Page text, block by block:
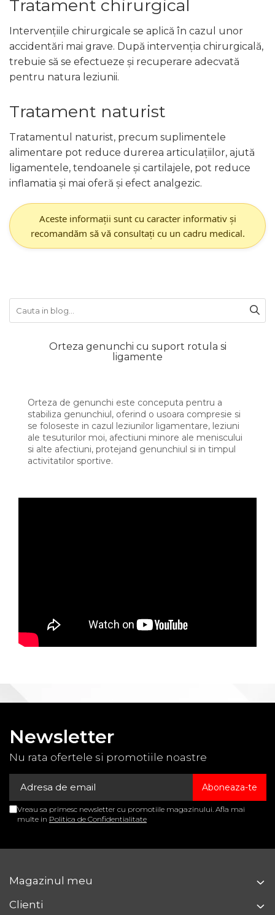
Tratament chirurgical
Intervențiile chirurgicale se aplică în cazul unor
accidentări mai grave. După intervenția chirurgicală,
trebuie să se efectueze și recuperare adecvată
pentru natura leziunii.
Tratament naturist
Tratamentul naturist, precum suplimentele
alimentare pot reduce durerea articulațiilor, ajută
ligamentele, tendoanele și cartilajele, pot reduce
inflamatia și mai oferă și efect analgezic.
Aceste informații sunt cu caracter informativ și
recomandăm să vă consultați cu un cadru medical.
Orteza genunchi cu suport rotula si
ligamente
Orteza de genunchi este conceputa pentru a
stabiliza genunchiul, oferind o usoara compresie si
se foloseste in cazul leziunilor ligamentare, leziuni
ale tesuturilor moi, afectiuni minore ale meniscului
si alte afectiuni, protejand genunchiul si in timpul
activitatilor sportive.
Newsletter
Nu rata ofertele si promotiile noastre
Vreau sa primesc newsletter cu promotiile magazinului. Afla mai
multe in Politica de Confidentialitate
Magazinul meu
Clienti